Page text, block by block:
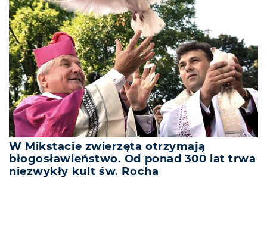
W Mikstacie zwierzęta otrzymają
błogosławieństwo. Od ponad 300 lat trwa
niezwykły kult św. Rocha